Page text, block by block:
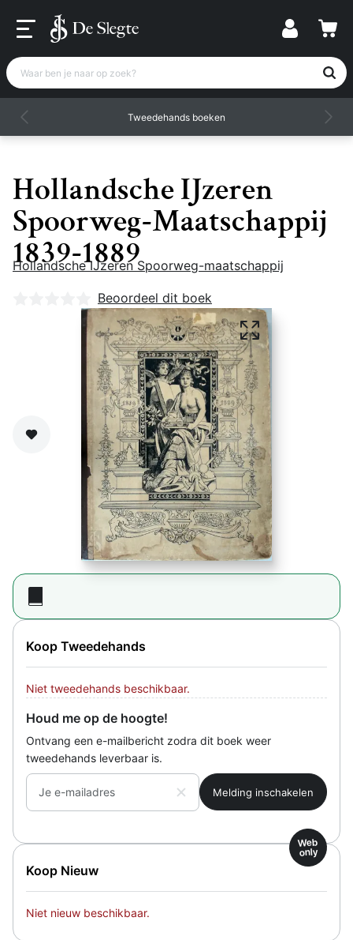
Waar ben je naar op zoek?
Tweedehands boeken
Hollandsche IJzeren
Spoorweg-Maatschappij
1839-1889
Hollandsche IJzeren Spoorweg-maatschappij
Nog geen beoordelingen
Beoordeel dit boek
Zet op verlanglijst
Koop Tweedehands
Niet tweedehands beschikbaar.
Houd me op de hoogte!
Ontvang een e-mailbericht zodra dit boek weer
tweedehands leverbaar is.
Je e-mailadres
Koop Nieuw
Web
only
Niet nieuw beschikbaar.